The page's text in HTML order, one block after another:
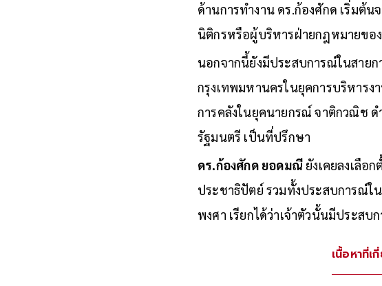
ด้านการทำงาน ดร.ก้องศักด เริ่มต้
นิติกรหรือผู้บริหารฝ่ายกฎหมายขอ
นอกจากนี้ยังมีประสบการณ์ในสายก
กรุงเทพมหานครในยุคการบริหารง
การคลังในยุคนายกรณ์ จาติกวณิช ด
รัฐมนตรี เป็นที่ปรึกษา
ดร.ก้องศักด ยอดมณี ยังเคยลงเลือ
ประชาธิปัตย์ รวมทั้งประสบการณ์ใ
พงศา เรียกได้ว่าเจ้าตัวนั้นมีประส
เนื้อหาที่เ